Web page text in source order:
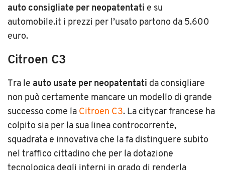
auto consigliate per neopatentati e su
automobile.it i prezzi per l’usato partono da 5.600
euro.
Citroen C3
Tra le auto usate per neopatentati da consigliare
non può certamente mancare un modello di grande
successo come la Citroen C3. La citycar francese ha
colpito sia per la sua linea controcorrente,
squadrata e innovativa che la fa distinguere subito
nel traffico cittadino che per la dotazione